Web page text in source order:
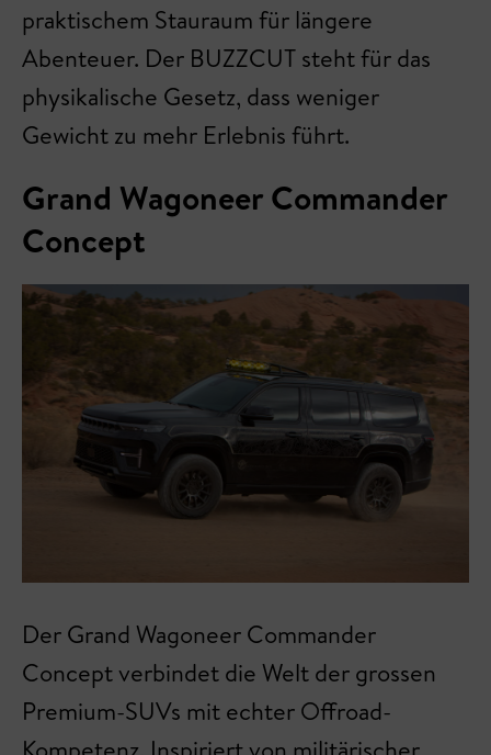
praktischem Stauraum für längere
Abenteuer. Der BUZZCUT steht für das
physikalische Gesetz, dass weniger
Gewicht zu mehr Erlebnis führt.
Grand Wagoneer Commander
Concept
Der Grand Wagoneer Commander
Concept verbindet die Welt der grossen
Premium-SUVs mit echter Offroad-